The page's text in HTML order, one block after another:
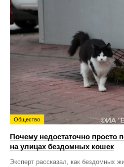
Общество
Почему недостаточно просто
на улицах бездомных кошек
Эксперт рассказал, как бездомных